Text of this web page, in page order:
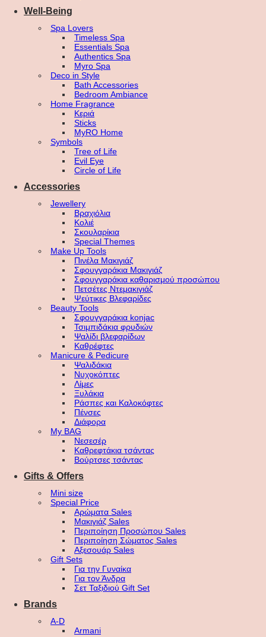
Well-Being
Spa Lovers
Timeless Spa
Essentials Spa
Authentics Spa
Myro Spa
Deco in Style
Bath Accessories
Bedroom Ambiance
Home Fragrance
Κεριά
Sticks
MyRO Home
Symbols
Tree of Life
Evil Eye
Circle of Life
Accessories
Jewellery
Βραχιόλια
Κολιέ
Σκουλαρίκια
Special Themes
Make Up Tools
Πινέλα Μακιγιάζ
Σφουγγαράκια Μακιγιάζ
Σφουγγαράκια καθαρισμού προσώπου
Πετσέτες Ντεμακιγιάζ
Ψεύτικες Βλεφαρίδες
Beauty Tools
Σφουγγαράκια konjac
Τσιμπιδάκια φρυδιών
Ψαλίδι βλεφαρίδων
Καθρέφτες
Manicure & Pedicure
Ψαλιδάκια
Νυχοκόπτες
Λίμες
Ξυλάκια
Ράσπες και Καλοκόφτες
Πένσες
Διάφορα
My BAG
Νεσεσέρ
Καθρεφτάκια τσάντας
Βούρτσες τσάντας
Gifts & Offers
Mini size
Special Price
Αρώματα Sales
Μακιγιάζ Sales
Περιποίηση Προσώπου Sales
Περιποίηση Σώματος Sales
Αξεσουάρ Sales
Gift Sets
Για την Γυναίκα
Για τον Άνδρα
Σετ Ταξιδιού Gift Set
Brands
A-D
Armani